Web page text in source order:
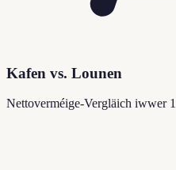
Kafen vs. Lounen
Nettoverméige-Vergläich iwwer